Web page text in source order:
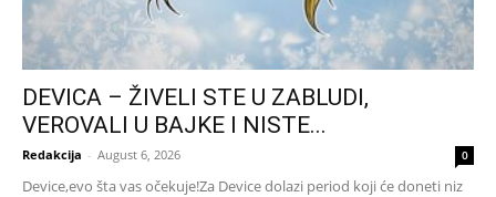
DEVICA – ŽIVELI STE U ZABLUDI,
VEROVALI U BAJKE I NISTE...
Redakcija - August 6, 2026 0
Device,evo šta vas očekuje!Za Device dolazi period koji će doneti niz